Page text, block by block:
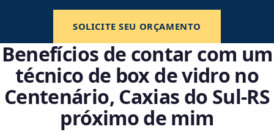
SOLICITE SEU ORÇAMENTO
Benefícios de contar com um
técnico de box de vidro no
Centenário, Caxias do Sul‑RS
próximo de mim